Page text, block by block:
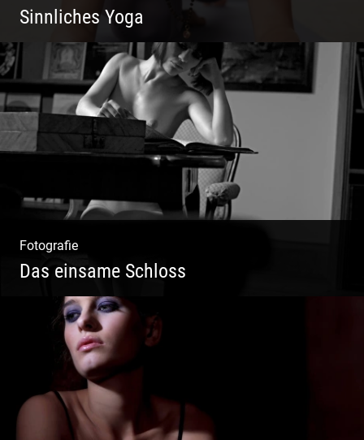
Sinnliches Yoga
Tantrisches Yoga voller Poesie und
Sinnlichkeit
Fotografie
Das einsame Schloss
Aktfotografie | Zeichnen mit Licht & Schatten